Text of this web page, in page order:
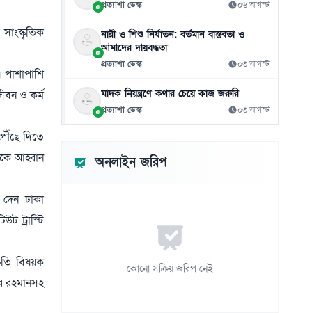
ও কর্ম
দিতে
আহ্বান
ঢাকা
ট্রাস্টি
বিষয়ক
রহমানসহ
জামিনে থাকা তনু হত্যার আসামি হাফিজুরকে
আত্মসমর্পণের নির্দেশ
০৬ আগস্ট
নিরাপত্তা দেবে?
০৬ আগস্ট
০৬ আগস্ট
ইয়েমেনে সামরিক শিবিরে ভয়াবহ হামলা, নিহত
প্রত্যাশা ডেস্ক ০৬ আগস্ট
নারী ও শিশু নির্যাতন: বর্তমান বাস্তবতা ও
আমাদের দায়বদ্ধতা
প্রত্যাশা ডেস্ক ০৩ আগস্ট
মাদক নিয়ন্ত্রণে কথার চেয়ে কাজ জরুরি
প্রত্যাশা ডেস্ক ০৩ আগস্ট
অনলাইন জরিপ
কোনো সক্রিয় জরিপ নেই